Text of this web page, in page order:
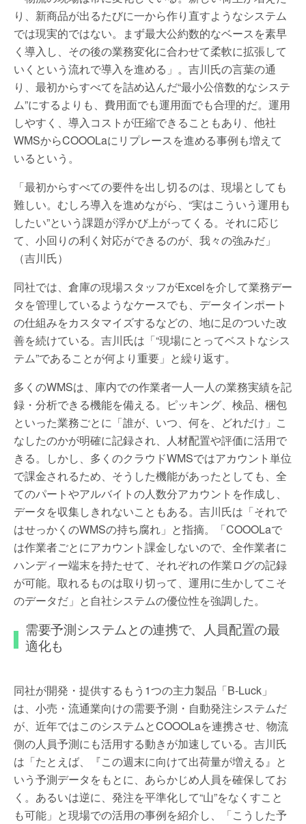
り、新商品が出るたびに一から作り直すようなシステム
では現実的ではない。まず最大公約数的なベースを素早
く導入し、その後の業務変化に合わせて柔軟に拡張して
いくという流れで導入を進める」。吉川氏の言葉の通
り、最初からすべてを詰め込んだ“最小公倍数的なシステ
ム”にするよりも、費用面でも運用面でも合理的だ。運用
しやすく、導入コストが圧縮できることもあり、他社
WMSからCOOOLaにリプレースを進める事例も増えて
いるという。
「最初からすべての要件を出し切るのは、現場としても
難しい。むしろ導入を進めながら、“実はこういう運用も
したい”という課題が浮かび上がってくる。それに応じ
て、小回りの利く対応ができるのが、我々の強みだ」
（吉川氏）
同社では、倉庫の現場スタッフがExcelを介して業務デー
タを管理しているようなケースでも、データインポート
の仕組みをカスタマイズするなどの、地に足のついた改
善を続けている。吉川氏は「“現場にとってベストなシス
テム”であることが何より重要」と繰り返す。
多くのWMSは、庫内での作業者一人一人の業務実績を記
録・分析できる機能を備える。ピッキング、検品、梱包
といった業務ごとに「誰が、いつ、何を、どれだけ」こ
なしたのかが明確に記録され、人材配置や評価に活用で
きる。しかし、多くのクラウドWMSではアカウント単位
で課金されるため、そうした機能があったとしても、全
てのパートやアルバイトの人数分アカウントを作成し、
データを収集しきれないこともある。吉川氏は「それで
はせっかくのWMSの持ち腐れ」と指摘。「COOOLaで
は作業者ごとにアカウント課金しないので、全作業者に
ハンディー端末を持たせて、それぞれの作業ログの記録
が可能。取れるものは取り切って、運用に生かしてこそ
のデータだ」と自社システムの優位性を強調した。
需要予測システムとの連携で、人員配置の最
適化も
同社が開発・提供するもう1つの主力製品「B-Luck」
は、小売・流通業向けの需要予測・自動発注システムだ
が、近年ではこのシステムとCOOOLaを連携させ、物流
側の人員予測にも活用する動きが加速している。吉川氏
は「たとえば、『この週末に向けて出荷量が増える』と
いう予測データをもとに、あらかじめ人員を確保してお
く。あるいは逆に、発注を平準化して“山”をなくすこと
も可能」と現場での活用の事例を紹介し、「こうした予